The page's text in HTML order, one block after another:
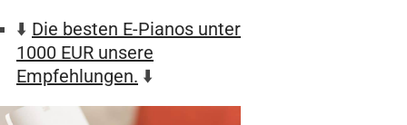
⬇️ Die besten E-Pianos unter
1000 EUR unsere
Empfehlungen. ⬇️